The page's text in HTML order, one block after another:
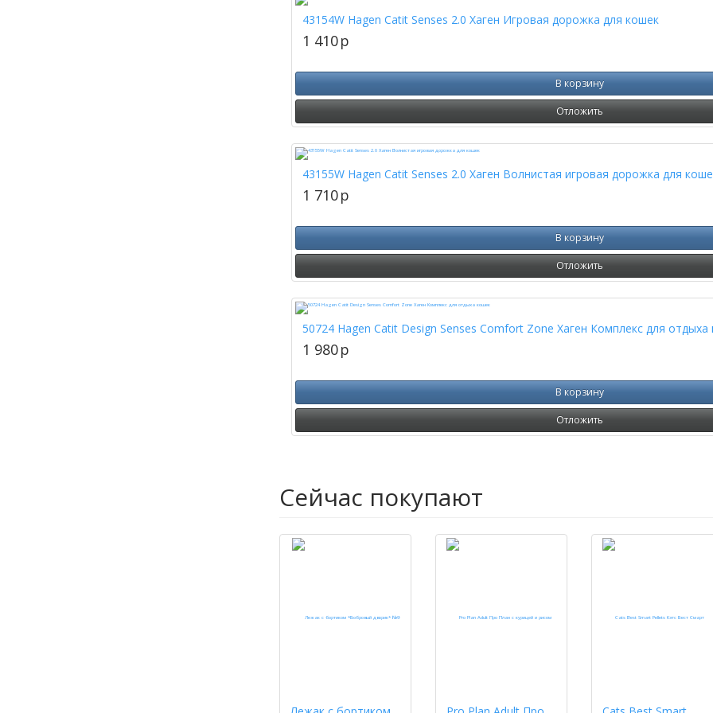
43154W Hagen Catit Senses 2.0 Хаген Игровая дорожка для кошек
1 410p
В корзину
Отложить
43155W Hagen Catit Senses 2.0 Хаген Волнистая игровая дорожка для
1 710p
В корзину
Отложить
50724 Hagen Catit Design Senses Comfort Zone Хаген Комплекс для отдыха
1 980p
В корзину
Отложить
Сейчас покупают